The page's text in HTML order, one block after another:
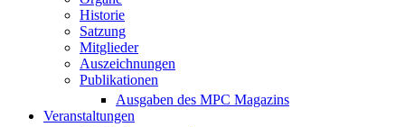
Historie
Satzung
Mitglieder
Auszeichnungen
Publikationen
Ausgaben des MPC Magazins
Veranstaltungen